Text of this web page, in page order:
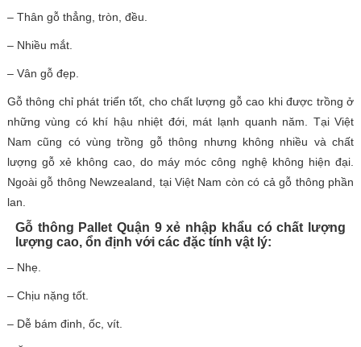
– Thân gỗ thẳng, tròn, đều.
– Nhiều mắt.
– Vân gỗ đẹp.
Gỗ thông chỉ phát triển tốt, cho chất lượng gỗ cao khi được trồng ở
những vùng có khí hậu nhiệt đới, mát lạnh quanh năm. Tại Việt
Nam cũng có vùng trồng gỗ thông nhưng không nhiều và chất
lượng gỗ xẻ không cao, do máy móc công nghệ không hiện đại.
Ngoài gỗ thông Newzealand, tại Việt Nam còn có cả gỗ thông phần
lan.
Gỗ thông Pallet Quận 9 xẻ nhập khẩu có chất lượng
lượng cao, ổn định với các đặc tính vật lý:
– Nhẹ.
– Chịu nặng tốt.
– Dễ bám đinh, ốc, vít.